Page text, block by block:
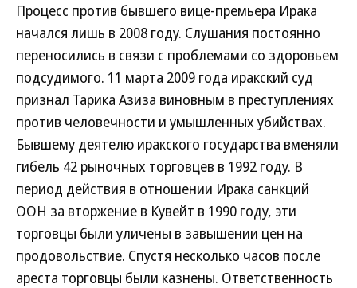
Процесс против бывшего вице-премьера Ирака
начался лишь в 2008 году. Слушания постоянно
переносились в связи с проблемами со здоровьем
подсудимого. 11 марта 2009 года иракский суд
признал Тарика Азиза виновным в преступлениях
против человечности и умышленных убийствах.
Бывшему деятелю иракского государства вменяли
гибель 42 рыночных торговцев в 1992 году. В
период действия в отношении Ирака санкций
ООН за вторжение в Кувейт в 1990 году, эти
торговцы были уличены в завышении цен на
продовольствие. Спустя несколько часов после
ареста торговцы были казнены. Ответственность